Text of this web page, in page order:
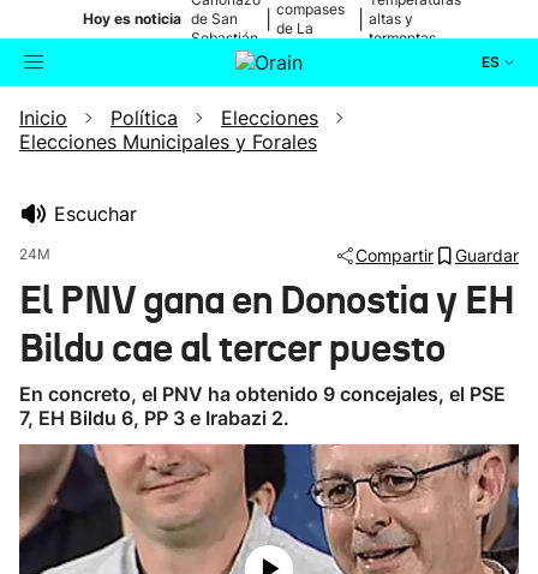
Hoy es noticia de San
Sebastián
compases
de La
altas y
tormentas
ES
Buscador Actualidad
Ikusmiran
Eguraldia
Inicio Política
Elecciones
Elecciones Municipales y Forales
Escuchar
24M Compartir Guardar
El PNV gana en Donostia y EH
Bildu cae al tercer puesto
En concreto, el PNV ha obtenido 9 concejales, el PSE
7, EH Bildu 6, PP 3 e Irabazi 2.